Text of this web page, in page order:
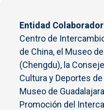
Entidad
Centro de
de China, el Museo
(Chengdu), la
Cultura y Deportes
Museo de
Promoción del